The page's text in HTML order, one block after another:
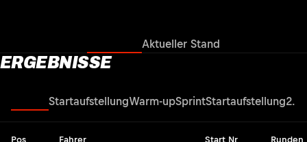
Aktueller Stand
ERGEBNISSE
StartaufstellungWarm-upSprintStartaufstellung2.
Pos Fahrer Start Nr Runden